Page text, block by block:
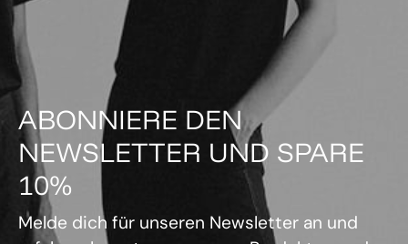
ABONNIERE DEN
NEWSLETTER UND SPARE
10%
Melde dich für unseren Newsletter an und